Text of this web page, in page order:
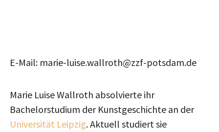
E-Mail: marie-luise.wallroth@zzf-potsdam.de
Marie Luise Wallroth absolvierte ihr
Bachelorstudium der Kunstgeschichte an der
Universität Leipzig. Aktuell studiert sie